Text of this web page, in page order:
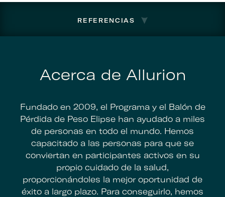
REFERENCIAS
Acerca de Allurion
Fundado en 2009, el Programa y el Balón de
Pérdida de Peso Elipse han ayudado a miles
de personas en todo el mundo. Hemos
capacitado a las personas para que se
conviertan en participantes activos en su
propio cuidado de la salud,
proporcionándoles la mejor oportunidad de
éxito a largo plazo. Para conseguirlo, hemos